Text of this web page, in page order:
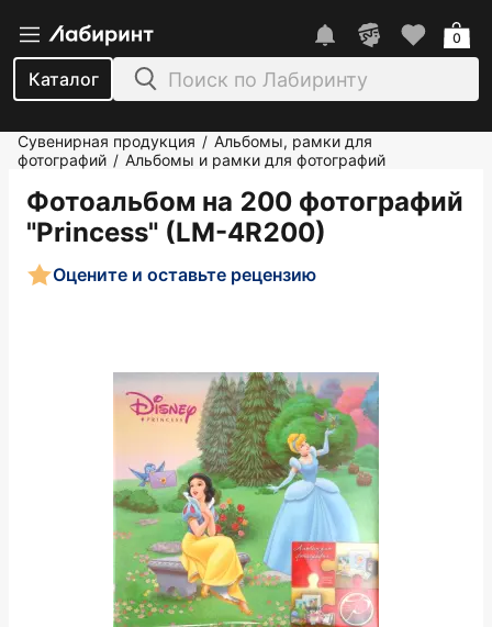
Каталог
0
Сувенирная продукция / Альбомы, рамки для
фотографий / Альбомы и рамки для фотографий
Фотоальбом на 200 фотографий
"Princess" (LM-4R200)
Оцените и оставьте рецензию